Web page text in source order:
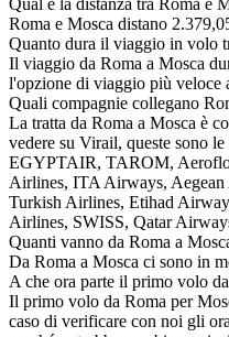
Qual è la distanza tra Roma e
Roma e Mosca distano
Quanto dura il viaggio in volo
Il viaggio da Roma a Mosca
l'opzione di viaggio più veloce
Quali compagnie collegano
La tratta da Roma a Mosca è
vedere su Virail, queste sono
EGYPTAIR, TAROM,
Airlines, ITA Airways,
Turkish Airlines, Etihad
Airlines, SWISS, Qatar
Quanti vanno da Roma a
Da Roma a Mosca ci sono in
A che ora parte il primo volo
Il primo volo da Roma per
caso di verificare con noi gli